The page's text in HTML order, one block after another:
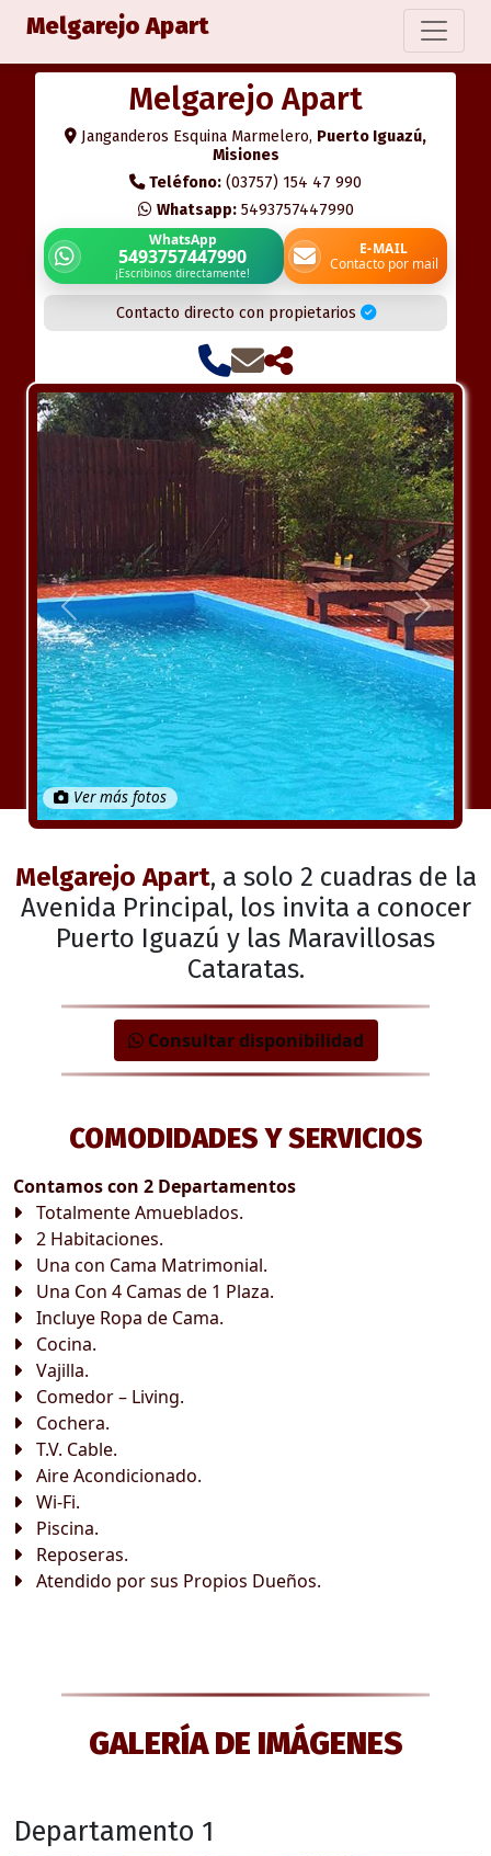
Melgarejo Apart
Melgarejo Apart
Janganderos Esquina Marmelero, Puerto Iguazú,
Misiones
Teléfono: (03757) 154 47 990
Whatsapp:5493757447990
WhatsApp
5493757447990
¡Escribinos directamente!
E-MAIL
Contacto por mail
Contacto directo con propietarios
Anterior Próximo
Ver más fotos
Melgarejo Apart, a solo 2 cuadras de la
Avenida Principal, los invita a conocer
Puerto Iguazú y las Maravillosas
Cataratas.
Consultar disponibilidad
COMODIDADES Y SERVICIOS
Contamos con 2 Departamentos
Totalmente Amueblados.
2 Habitaciones.
Una con Cama Matrimonial.
Una Con 4 Camas de 1 Plaza.
Incluye Ropa de Cama.
Cocina.
Vajilla.
Comedor – Living.
Cochera.
T.V. Cable.
Aire Acondicionado.
Wi-Fi.
Piscina.
Reposeras.
Atendido por sus Propios Dueños.
GALERÍA DE IMÁGENES
Departamento 1